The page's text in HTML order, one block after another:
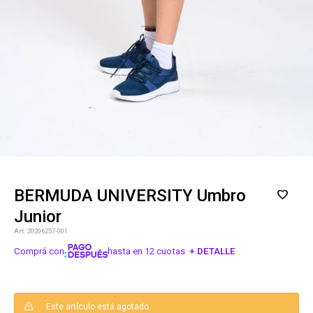
BERMUDA UNIVERSITY Umbro
Junior
20206257-001
Comprá con hasta en 12 cuotas + DETALLE
Este artículo está agotado.